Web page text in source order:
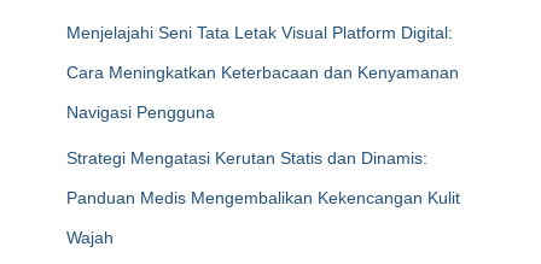
Menjelajahi Seni Tata Letak Visual Platform Digital:
Cara Meningkatkan Keterbacaan dan Kenyamanan
Navigasi Pengguna
Strategi Mengatasi Kerutan Statis dan Dinamis:
Panduan Medis Mengembalikan Kekencangan Kulit
Wajah